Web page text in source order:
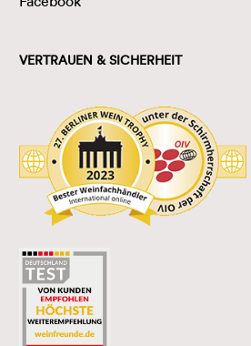
VERTRAUEN & SICHERHEIT